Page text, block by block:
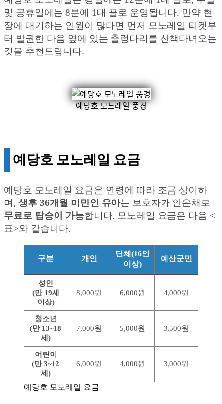
및 공휴일에는 8분에 1대 꼴로 운영됩니다. 만약 현
장에 대기하는 인원이 많다면 먼저 모노레일 티켓부
터 발권한 다음 옆에 있는 출렁다리를 산책다녀오는
것을 추천드립니다.
예당호 모노레일 풍경
예당호 모노레일 요금
예당호 모노레일 요금은 연령에 따라 조금 상이하
며, 생후 36개월 미만인 유아는 보호자가 안은채로
무료로 탑승이 가능합니다. 모노레일 요금은 다음 <
표>와 같습니다.
구분 개인
단체(16인
이상)
예산군민
성인
(만 19세
이상)
8,000원 6,000원 4,000원
청소년
(만 13~18
세)
7,000원 5,000원 3,500원
어린이
(만 3~12
세)
6,000원 4,000원 3,000원
예당호 모노레일 요금